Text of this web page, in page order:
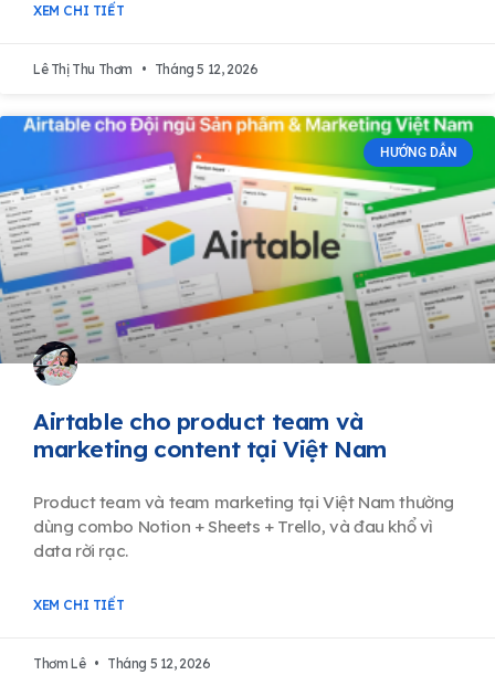
XEM CHI TIẾT
Lê Thị Thu Thơm Tháng 5 12, 2026
HƯỚNG DẪN
Airtable cho product team và
marketing content tại Việt Nam
Product team và team marketing tại Việt Nam thường
dùng combo Notion + Sheets + Trello, và đau khổ vì
data rời rạc.
XEM CHI TIẾT
Thơm Lê Tháng 5 12, 2026